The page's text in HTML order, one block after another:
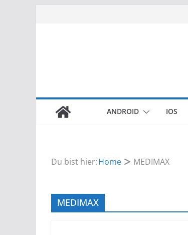
ANDROID IOS
Du bist hier:Home MEDIMAX
MEDIMAX